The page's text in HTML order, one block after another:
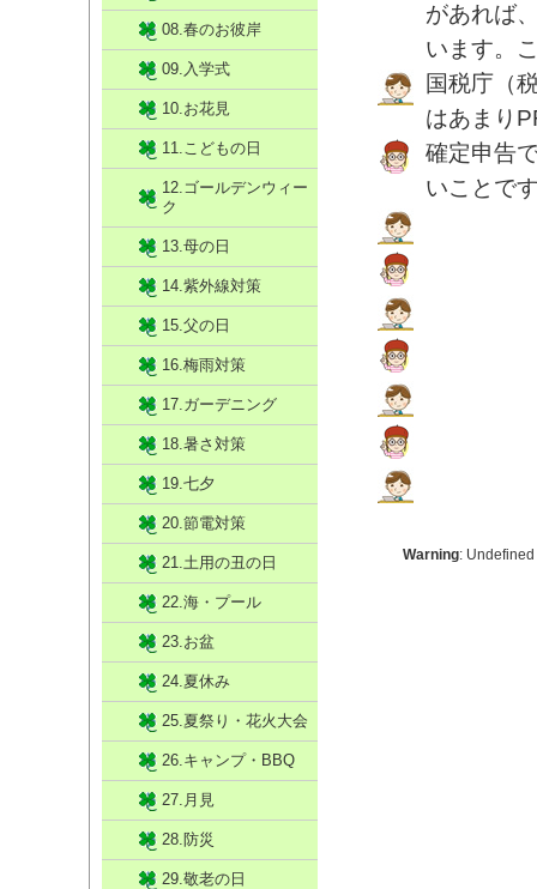
があれば
います。
国税庁（
はあまり
確定申告
いことで
Warning:
08.春のお彼岸
09.入学式
10.お花見
11.こどもの日
12.ゴールデンウィー
ク
13.母の日
14.紫外線対策
15.父の日
16.梅雨対策
17.ガーデニング
18.暑さ対策
19.七夕
20.節電対策
21.土用の丑の日
22.海・プール
23.お盆
24.夏休み
25.夏祭り・花火大会
26.キャンプ・BBQ
27.月見
28.防災
29.敬老の日